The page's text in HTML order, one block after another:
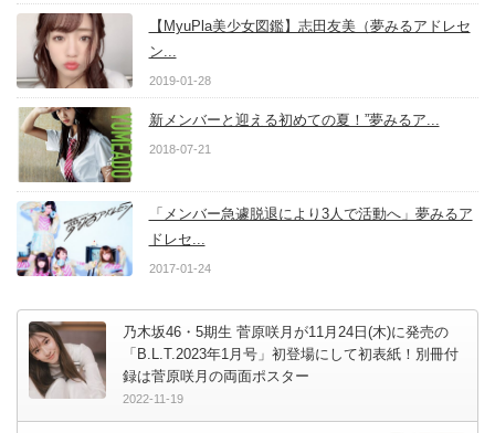
【MyuPla美少女図鑑】志田友美（夢みるアドレセ
ン...
2019-01-28
新メンバーと迎える初めての夏！”夢みるア...
2018-07-21
「メンバー急遽脱退により3人で活動へ」夢みるア
ドレセ...
2017-01-24
乃木坂46・5期生 菅原咲月が11月24日(木)に発売の
「B.L.T.2023年1月号」初登場にして初表紙！別冊付
録は菅原咲月の両面ポスター
2022-11-19